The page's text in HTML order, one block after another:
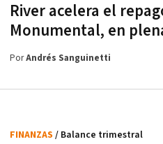
River acelera el
Monumental, en
PorAndrés Sanguinetti
FINANZAS / Balance trimestral